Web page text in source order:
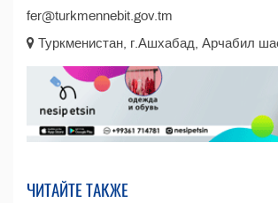
fer@turkmennebit.gov.tm
Туркменистан, г.Ашхабад, Арчабил
ЧИТАЙТЕ ТАКЖЕ